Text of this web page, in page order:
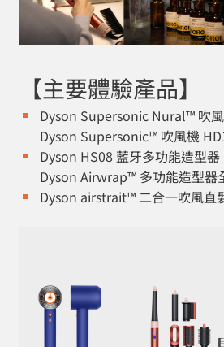
【主要體驗產品】
Dyson Supersonic Nural™ 吹
Dyson Supersonic™ 吹風機
Dyson HS08 藍牙多功能造型器
Dyson Airwrap™ 多功能造型器
Dyson airstrait™ 二合一吹風直